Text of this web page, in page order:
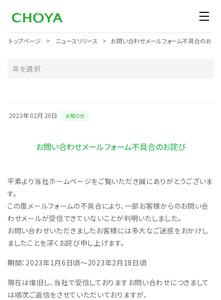
トップページ ニュースリリース お問い合わせメールフォーム不具合のお詫
2023年 02月 20日 お知らせ
お問い合わせメールフォーム不具合のお詫び
平素より当社ホームページをご覧いただき誠にありがとうございま
す。
この度メールフォームの不具合により、一部お客様からのお問い合
わせメールが受信できていないことが判明いたしました。
お問い合わせいただきましたお客様には多大なご迷惑をおかけし
ましたことを深くお詫び申し上げます。
期間：2023年1月6日頃～2023年2月18日頃
現在は復旧し、当社で受信しておりますお問い合わせにつきまして
は順次ご返信をさせていただいておりますが、